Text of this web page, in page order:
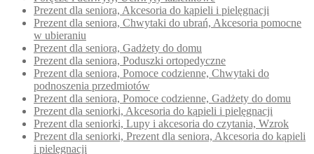
Prezent dla seniora, Akcesoria do kąpieli i pielęgnacji
Prezent dla seniora, Chwytaki do ubrań, Akcesoria pomocne
w ubieraniu
Prezent dla seniora, Gadżety do domu
Prezent dla seniora, Poduszki ortopedyczne
Prezent dla seniora, Pomoce codzienne, Chwytaki do
podnoszenia przedmiotów
Prezent dla seniora, Pomoce codzienne, Gadżety do domu
Prezent dla seniorki, Akcesoria do kąpieli i pielęgnacji
Prezent dla seniorki, Lupy i akcesoria do czytania, Wzrok
Prezent dla seniorki, Prezent dla seniora, Akcesoria do kąpieli
i pielęgnacji